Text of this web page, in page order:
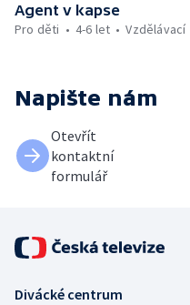
Agent v kapse
Pro děti
4-6 let Vzdělávací
Napište nám
Otevřít
kontaktní
formulář
Divácké centrum